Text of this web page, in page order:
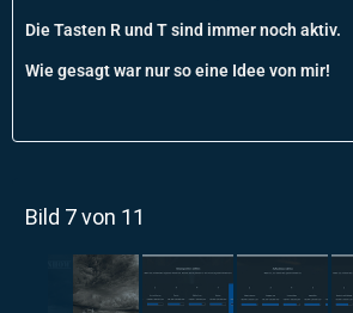
Die Tasten R und T sind immer noch aktiv.
Wie gesagt war nur so eine Idee von mir!
Bild 7 von 11